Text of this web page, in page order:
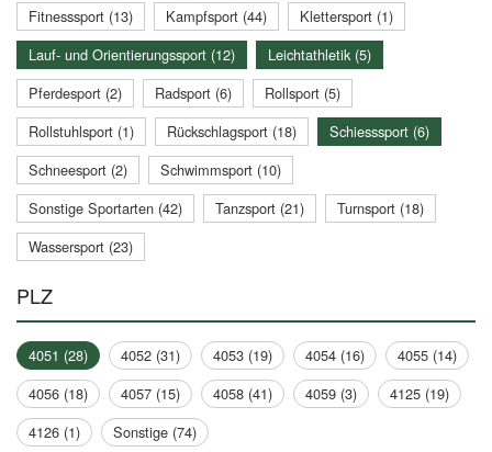
Fitnesssport (13)
Kampfsport (44)
Klettersport (1)
Lauf- und Orientierungssport (12)
Leichtathletik (5)
Pferdesport (2)
Radsport (6)
Rollsport (5)
Rollstuhlsport (1)
Rückschlagsport (18)
Schiesssport (6)
Schneesport (2)
Schwimmsport (10)
Sonstige Sportarten (42)
Tanzsport (21)
Turnsport (18)
Wassersport (23)
PLZ
4051 (28) 4052 (31) 4053 (19) 4054 (16)
4055 (14)
4056 (18)
4057 (15) 4058 (41) 4059 (3)
4125 (19)
4126 (1)
Sonstige (74)